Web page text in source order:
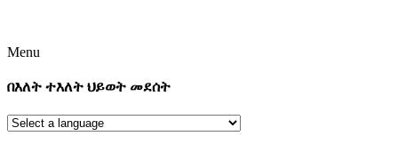
Menu
በእለት ተእለት ህይወት መደሰት